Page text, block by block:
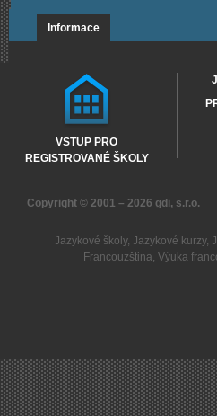
Informace
VSTUP PRO
REGISTROVANÉ ŠKOLY
Copyright © 2001 – 2026 gdi, s.r.o.
Jazykové školy, Jazykové kurzy,
Francouzština,Výuka